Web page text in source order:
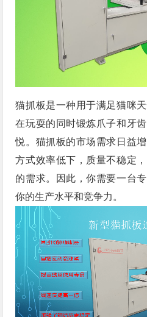
猫抓板是一种用于满足猫咪
在玩耍的同时锻炼爪子和牙
悦。猫抓板的市场需求日益
方式效率低下，质量不稳定
的需求。因此，你需要一台
你的生产水平和竞争力。